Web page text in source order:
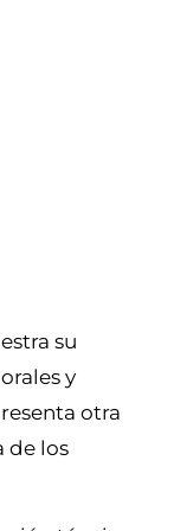
su
y
otra
de los